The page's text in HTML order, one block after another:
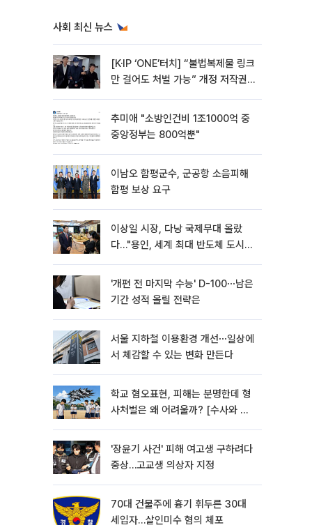
사회 최신 뉴스
[K·IP ‘ONE’터치] “불법복제물 링크
만 걸어도 처벌 가능” 개정 저작권
추미애 "소방인건비 1조1000억 중
중앙정부는 800억뿐"
이남오 함평군수, 군공항 소음피해
함평 보상 요구
이상일 시장, 다낭 국제무대 올랐
다…"용인, 세계 최대 반도체 도시
'개편 전 마지막 수능' D-100⋯남은
기간 성적 올릴 전략은
서울 지하철 이용환경 개선⋯일상에
서 체감할 수 있는 변화 만든다
학교 혐오표현, 피해는 분명한데 형
사처벌은 왜 어려울까? [수사와 재
'장윤기 사건' 피해 여고생 구하려다
중상…고교생 의상자 지정
70대 건물주에 흉기 휘두른 30대
세입자…살인미수 혐의 체포